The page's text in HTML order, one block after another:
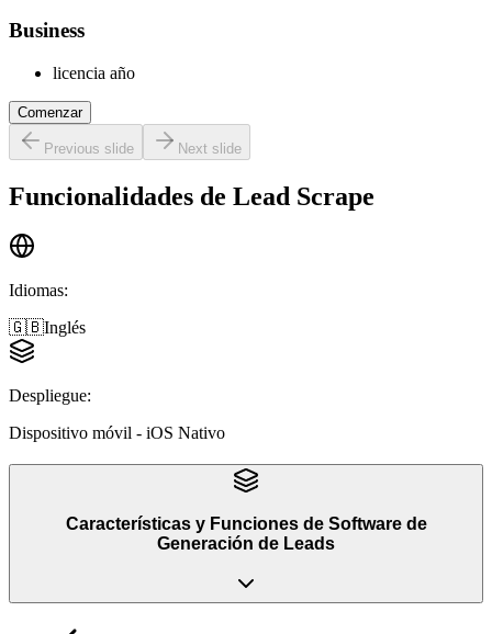
Business
licencia año
Comenzar
Previous slide Next slide
Funcionalidades de Lead Scrape
Idiomas:
🇬🇧Inglés
Despliegue:
Dispositivo móvil - iOS Nativo
Características y Funciones de Software de
Generación de Leads